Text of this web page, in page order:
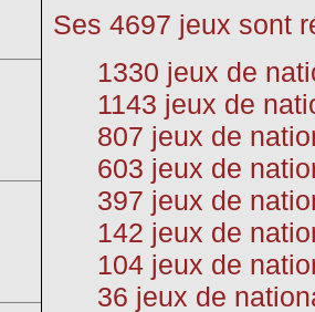
Ses 4697 jeux sont
1330 jeux de
1143 jeux de
807 jeux de
603 jeux de
397 jeux de
142 jeux de
104 jeux de
36 jeux de